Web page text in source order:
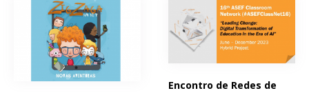
Encontro de Redes de